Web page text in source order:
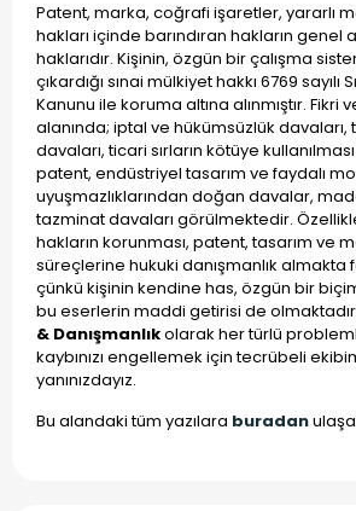
Patent, marka, coğrafi işaretler, yararlı
hakları içinde barındıran hakların genel
haklarıdır. Kişinin, özgün bir çalışma
çıkardığı sınai mülkiyet hakkı 6769 sayılı
Kanunu ile koruma altına alınmıştır. Fikri
alanında; iptal ve hükümsüzlük davaları,
davaları, ticari sırların kötüye
patent, endüstriyel tasarım ve faydalı
uyuşmazlıklarından doğan davalar,
tazminat davaları görülmektedir.
hakların korunması, patent, tasarım ve
süreçlerine hukuki danışmanlık almakta
çünkü kişinin kendine has, özgün bir
bu eserlerin maddi getirisi de
& Danışmanlıkolarak her türlü
kaybınızı engellemek için tecrübeli
yanınızdayız.
Bu alandaki tüm yazılara buradan